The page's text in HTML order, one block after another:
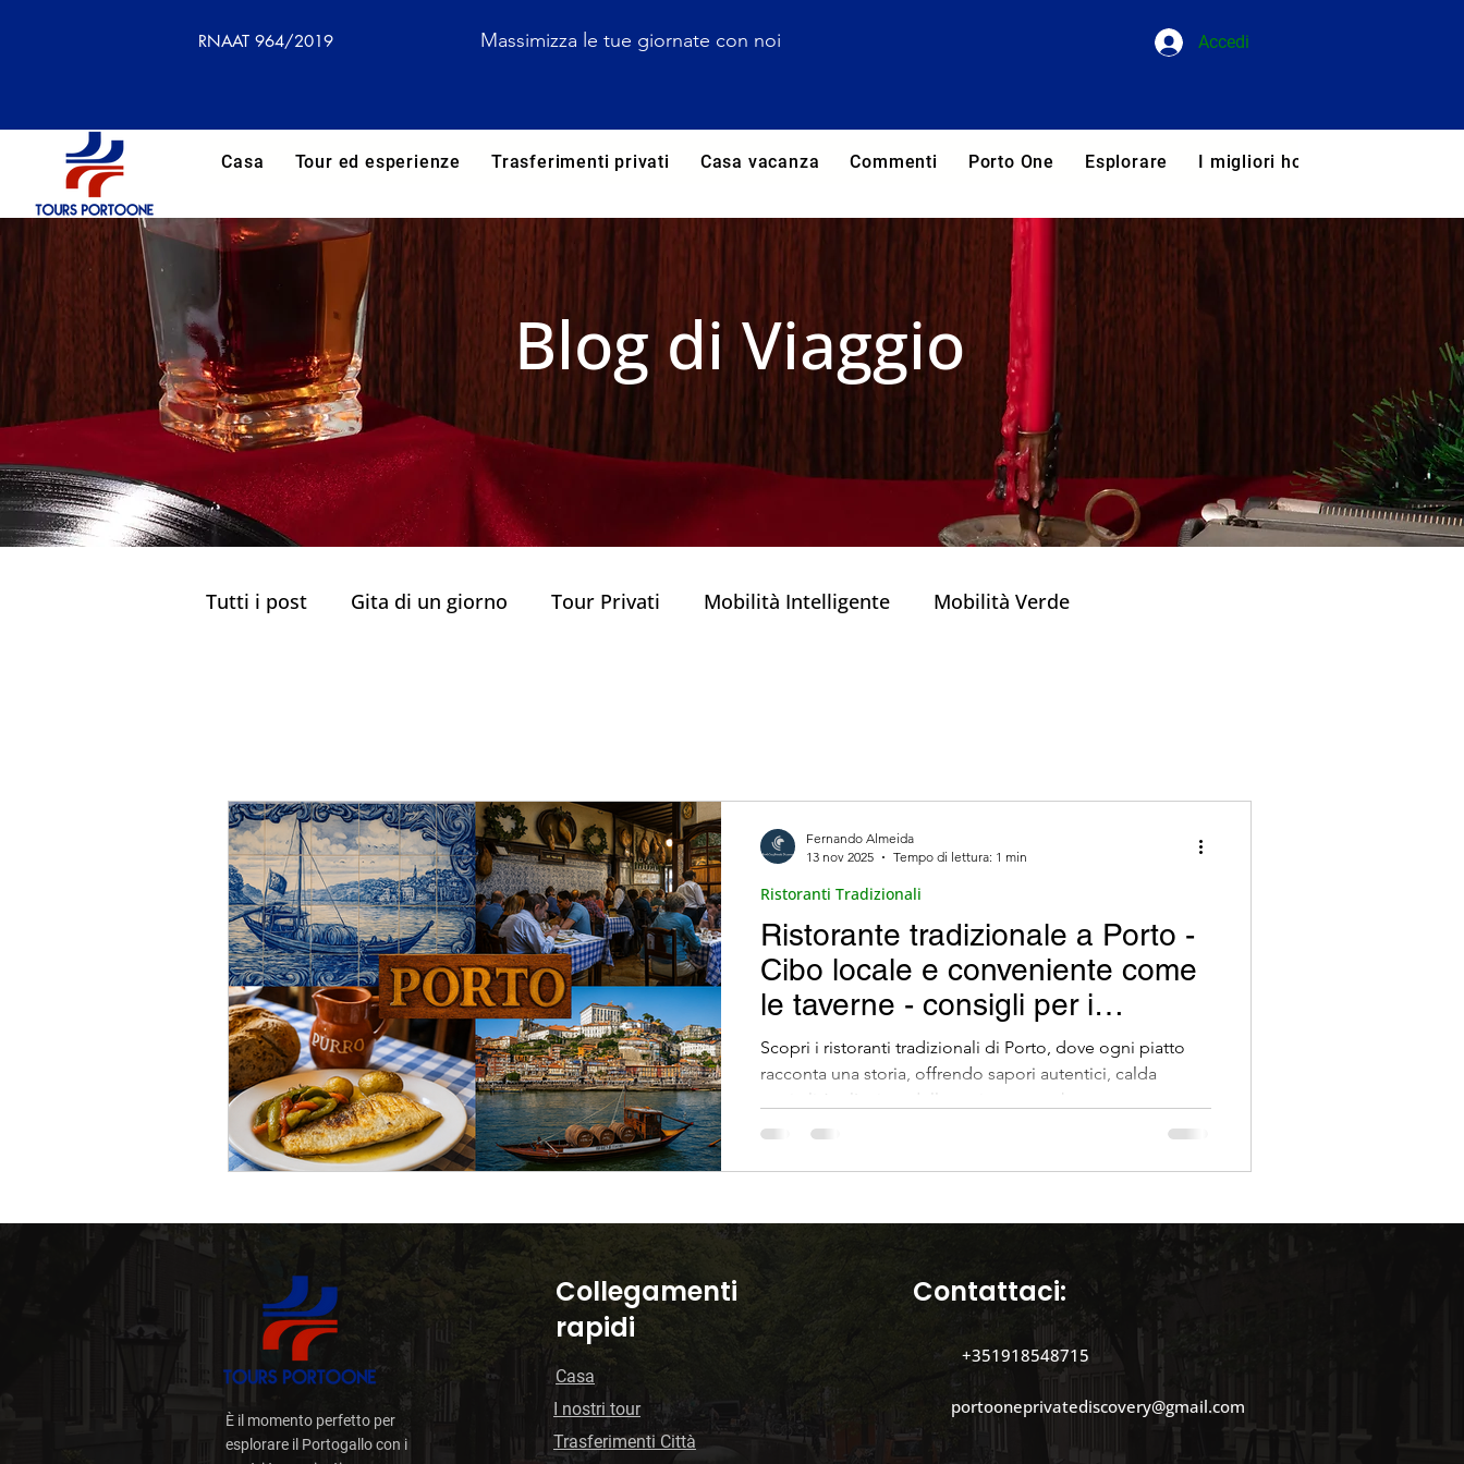
RNAAT 964/2019 Massimizza le tue giornate con noi Accedi
Casa Tour ed esperienze Trasferimenti privati Casa vacanza Commenti Porto One Esplorare I migliori hotel del Portogallo
Blog di Viaggio
Tutti i post Gita di un giorno Tour Privati Mobilità Intelligente Mobilità Verde
Ristoranti Tradizionali Tour privato di Porto Natale a Porto Piatti Tipici Portoghes
Sapori di Porto Cucina Portoghese Porto Visitatori Internazionali Taverne e Tascas
Bar sulla Terrazza Viaggi privati Architettura Trasporto pubblico a Porto
Porto con una Locale Pianificazione del viaggio Trasferimenti privati
Ristorante tradizionale a Porto -
Cibo locale e conveniente come
le taverne - consigli per i
viaggiatori
Scopri i ristoranti tradizionali di Porto, dove ogni piatto
racconta una storia, offrendo sapori autentici, calda
ospitalità e l'anima della cucina portoghese.
Ristoranti Tradizionali
Fernando Almeida
13 nov 2025
Tempo di lettura: 1 min
È il momento perfetto per
esplorare il Portogallo con i
Collegamenti
rapidi
Casa
​I nostri tour
Trasferimenti Città
Contattaci:
+351918548715
portooneprivatediscovery@gmail.com